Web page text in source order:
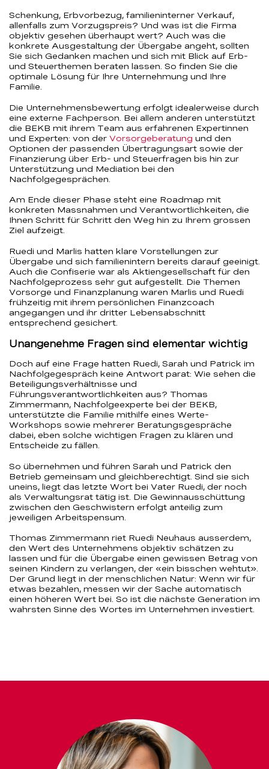
Schenkung, Erbvorbezug, familieninterner Verkauf,
allenfalls zum Vorzugspreis? Und was ist die Firma
objektiv gesehen überhaupt wert? Auch was die
konkrete Ausgestaltung der Übergabe angeht, sollten
Sie sich Gedanken machen und sich mit Blick auf Erb-
und Steuerthemen beraten lassen. So finden Sie die
optimale Lösung für Ihre Unternehmung und Ihre
Familie.
Die Unternehmensbewertung erfolgt idealerweise durch
eine externe Fachperson. Bei allem anderen unterstützt
die BEKB mit ihrem Team aus erfahrenen Expertinnen
und Experten: von der Vorsorgeberatung und den
Optionen der passenden Übertragungsart sowie der
Finanzierung über Erb- und Steuerfragen bis hin zur
Unterstützung und Mediation bei den
Nachfolgegesprächen.
Am Ende dieser Phase steht eine Roadmap mit
konkreten Massnahmen und Verantwortlichkeiten, die
Ihnen Schritt für Schritt den Weg hin zu Ihrem grossen
Ziel aufzeigt.
Ruedi und Marlis hatten klare Vorstellungen zur
Übergabe und sich familienintern bereits darauf geeinigt.
Auch die Confiserie war als Aktiengesellschaft für den
Nachfolgeprozess sehr gut aufgestellt. Die Themen
Vorsorge und Finanzplanung waren Marlis und Ruedi
frühzeitig mit ihrem persönlichen Finanzcoach
angegangen und ihr dritter Lebensabschnitt
entsprechend gesichert.
Unangenehme Fragen sind elementar wichtig
Doch auf eine Frage hatten Ruedi, Sarah und Patrick im
Nachfolgegespräch keine Antwort parat: Wie sehen die
Beteiligungsverhältnisse und
Führungsverantwortlichkeiten aus? Thomas
Zimmermann, Nachfolgeexperte bei der BEKB,
unterstützte die Familie mithilfe eines Werte-
Workshops sowie mehrerer Beratungsgespräche
dabei, eben solche wichtigen Fragen zu klären und
Entscheide zu fällen.
So übernehmen und führen Sarah und Patrick den
Betrieb gemeinsam und gleichberechtigt. Sind sie sich
uneins, liegt das letzte Wort bei Vater Ruedi, der noch
als Verwaltungsrat tätig ist. Die Gewinnausschüttung
zwischen den Geschwistern erfolgt anteilig zum
jeweiligen Arbeitspensum.
Thomas Zimmermann riet Ruedi Neuhaus ausserdem,
den Wert des Unternehmens objektiv schätzen zu
lassen und für die Übergabe einen gewissen Betrag von
seinen Kindern zu verlangen, der «ein bisschen wehtut».
Der Grund liegt in der menschlichen Natur: Wenn wir für
etwas bezahlen, messen wir der Sache automatisch
einen höheren Wert bei. So ist die nächste Generation im
wahrsten Sinne des Wortes im Unternehmen investiert.